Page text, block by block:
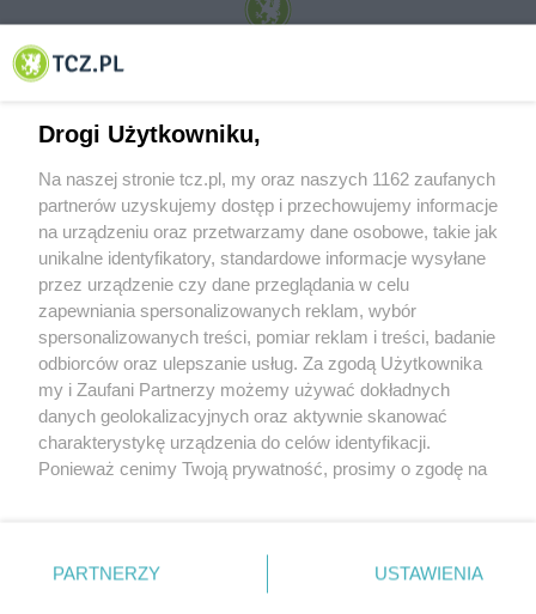
© 2001-2026 Tczew - TCZ.PL Sp. z o.o. Internetowy Serwis Informacyjny Miasta
O FIRMIE POLITYKA PRYWATNOŚCI HOSTING
REKLAMA WSPÓŁPRACA RSS FACEBOOK KONTAKT
Nasze serwisy
Aktualności
Tcz24
Historia miasta
Muzyka i kultura
Archiwum wydarzeń
Zdjęcia miasta
Drogi Użytkowniku,
Na naszej stronie tcz.pl, my oraz naszych 1162 zaufanych
partnerów uzyskujemy dostęp i przechowujemy informacje
na urządzeniu oraz przetwarzamy dane osobowe, takie jak
unikalne identyfikatory, standardowe informacje wysyłane
przez urządzenie czy dane przeglądania w celu
zapewniania spersonalizowanych reklam, wybór
spersonalizowanych treści, pomiar reklam i treści, badanie
odbiorców oraz ulepszanie usług. Za zgodą Użytkownika
my i Zaufani Partnerzy możemy używać dokładnych
danych geolokalizacyjnych oraz aktywnie skanować
charakterystykę urządzenia do celów identyfikacji.
Ponieważ cenimy Twoją prywatność, prosimy o zgodę na
znajdujący się w lewym dolnym rogu strony
. Niektóre
PARTNERZY USTAWIENIA